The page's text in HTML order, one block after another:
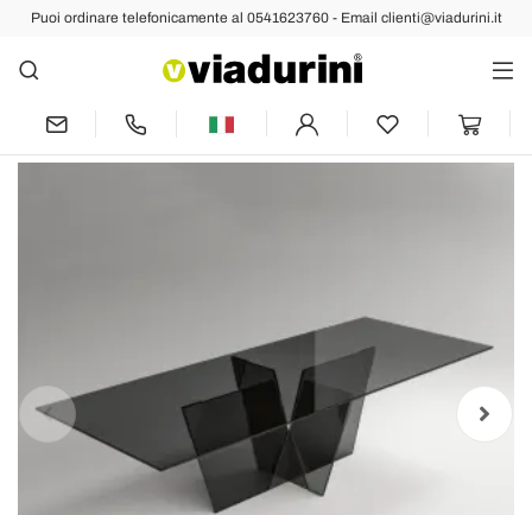
Puoi ordinare telefonicamente al 0541623760 - Email clienti@viadurini.it
Indietro Prec Succ
Tavolo Cucina Rettangolare con Piano e
Base in Vetro Made in Italy - Tiseo